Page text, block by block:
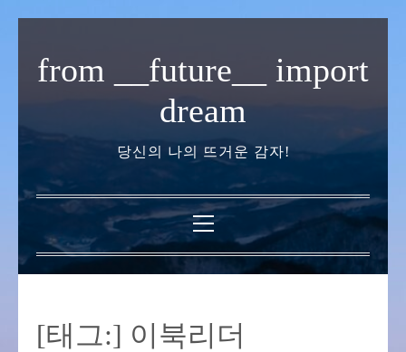
기
from __future__ import
dream
당신의 나의 뜨거운 감자!
기
본
메
뉴
[태그:] 이북리더